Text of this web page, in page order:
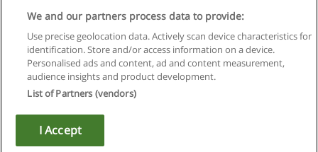
Regras de uso
Privacidade de dados
Entrar em contato com Educaedu
Copyright © Educaedu Business S.L. - CIF : B-95610580: -
We and our partners process data to provide:
Use precise geolocation data. Actively scan device characteristics for
identification. Store and/or access information on a device.
Personalised ads and content, ad and content measurement,
audience insights and product development.
List of Partners (vendors)
I Accept